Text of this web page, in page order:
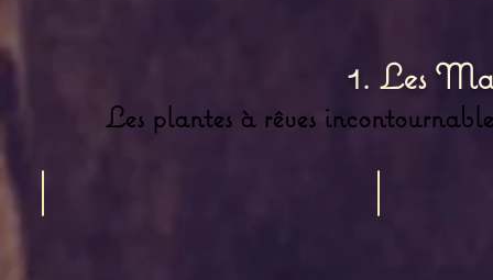
1. Les
Les plantes à rêves